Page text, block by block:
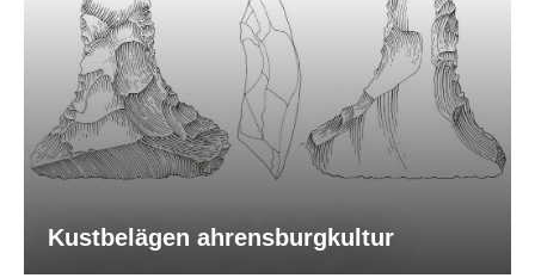
Kustbelägen ahrensburgkultur